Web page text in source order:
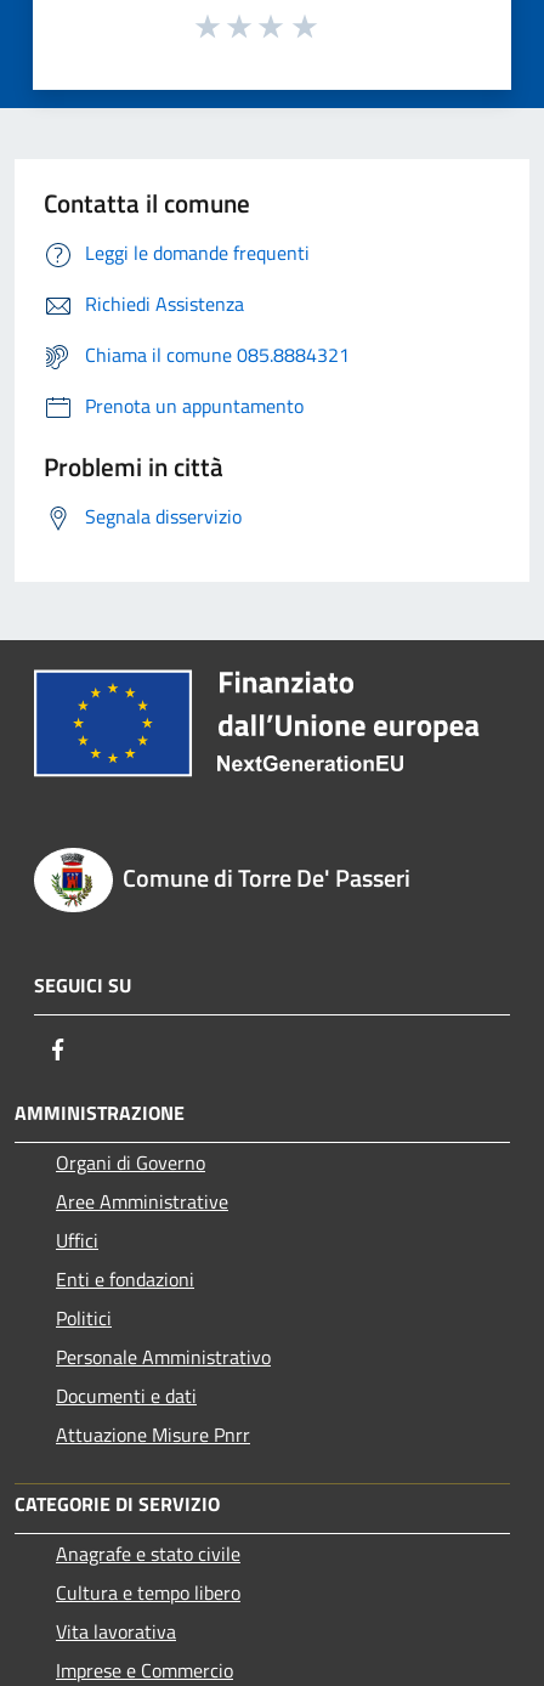
Contatta il comune
Leggi le domande frequenti
Richiedi Assistenza
Chiama il comune 085.8884321
Prenota un appuntamento
Problemi in città
Segnala disservizio
Comune di Torre De' Passeri
SEGUICI SU
AMMINISTRAZIONE
Organi di Governo
Aree Amministrative
Uffici
Enti e fondazioni
Politici
Personale Amministrativo
Documenti e dati
Attuazione Misure Pnrr
CATEGORIE DI SERVIZIO
Anagrafe e stato civile
Cultura e tempo libero
Vita lavorativa
Imprese e Commercio